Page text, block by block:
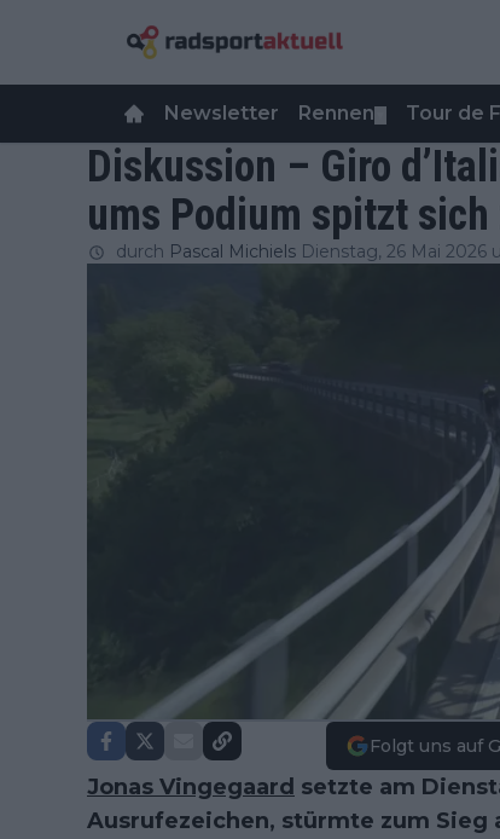
Newsletter Rennen Tour de
Diskussion – Giro
ums Podium spitzt sich
durch Pascal Michiels Dienstag, 26 Mai 2026
Folgt uns auf
Jonas Vingegaard setzte am
Ausrufezeichen, stürmte zum Sieg